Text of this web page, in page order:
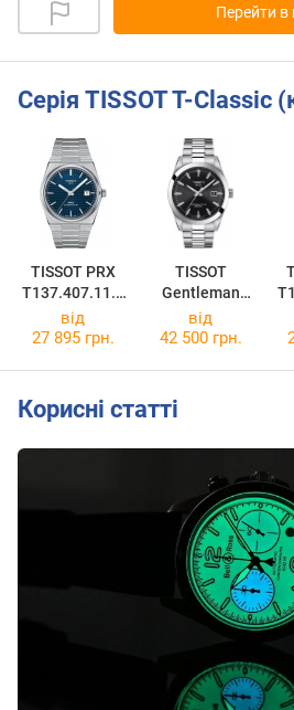
Перейти в
Серія TISSOT T-Classic
TISSOT PRX
T137.407.11.0
41.00
TISSOT
Gentleman
Powermatic 80
Silicium
51.00
від
27 895 грн.
від
42 500 грн.
Корисні статті